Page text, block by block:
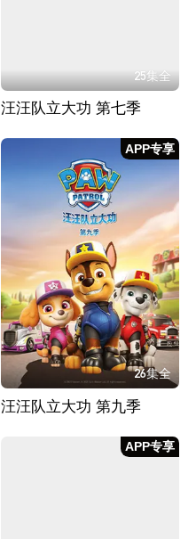
25集全
汪汪队立大功 第七季
APP专享
26集全
汪汪队立大功 第九季
APP专享